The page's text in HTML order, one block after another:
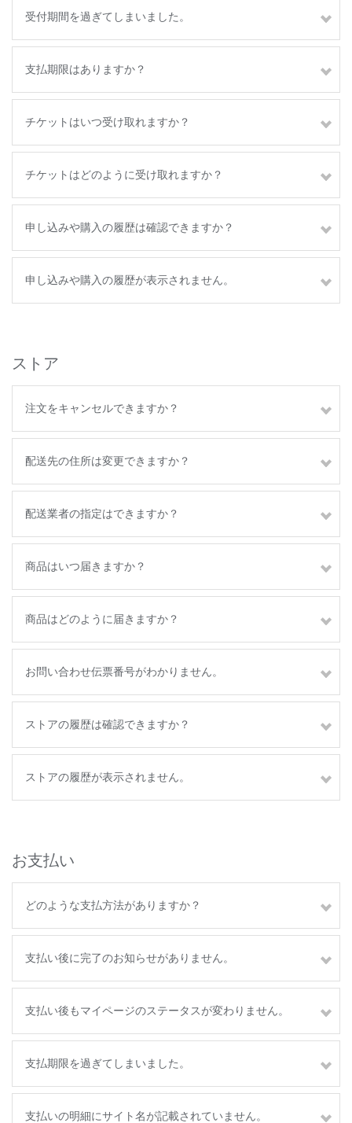
受付期間を過ぎてしまいました。
支払期限はありますか？
チケットはいつ受け取れますか？
チケットはどのように受け取れますか？
申し込みや購入の履歴は確認できますか？
申し込みや購入の履歴が表示されません。
ストア
注文をキャンセルできますか？
配送先の住所は変更できますか？
配送業者の指定はできますか？
商品はいつ届きますか？
商品はどのように届きますか？
お問い合わせ伝票番号がわかりません。
ストアの履歴は確認できますか？
ストアの履歴が表示されません。
お支払い
どのような支払方法がありますか？
支払い後に完了のお知らせがありません。
支払い後もマイページのステータスが変わりません。
支払期限を過ぎてしまいました。
支払いの明細にサイト名が記載されていません。